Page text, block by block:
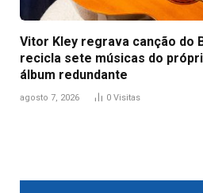
Vitor Kley regrava canção do
recicla sete músicas do
álbum redundante
agosto 7, 2026 0 Visitas